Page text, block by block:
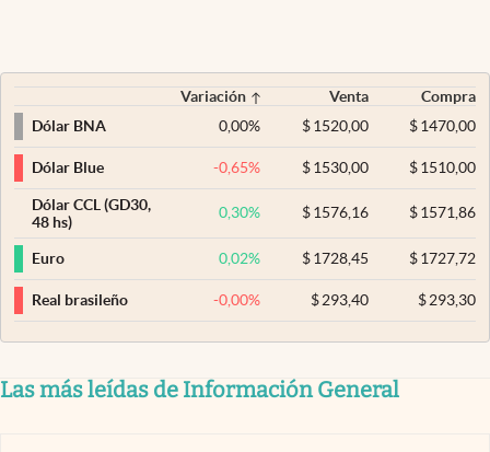
Variación Venta
Compra
Dólar BNA
0,00% $ 1520,00 $1470,00
Dólar Blue -0,65% $ 1530,00 $1510,00
Dólar CCL (GD30,
48 hs)
0,30% $ 1576,16 $1571,86
Euro 0,02% $ 1728,45 $1727,72
Real brasileño -0,00% $ 293,40 $293,30
Las más leídas de Información General